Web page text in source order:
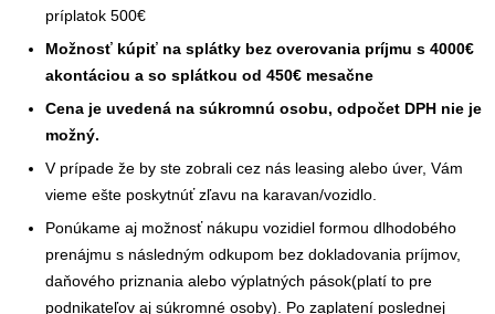
príplatok 500€
Možnosť kúpiť na splátky bez overovania príjmu s 4000€
akontáciou a so splátkou od 450€ mesačne
Cena je uvedená na súkromnú osobu, odpočet DPH nie je
možný.
V prípade že by ste zobrali cez nás leasing alebo úver, Vám
vieme ešte poskytnúť zľavu na karavan/vozidlo.
Ponúkame aj možnosť nákupu vozidiel formou dlhodobého
prenájmu s následným odkupom bez dokladovania príjmov,
daňového priznania alebo výplatných pások(platí to pre
podnikateľov aj súkromné osoby). Po zaplatení poslednej